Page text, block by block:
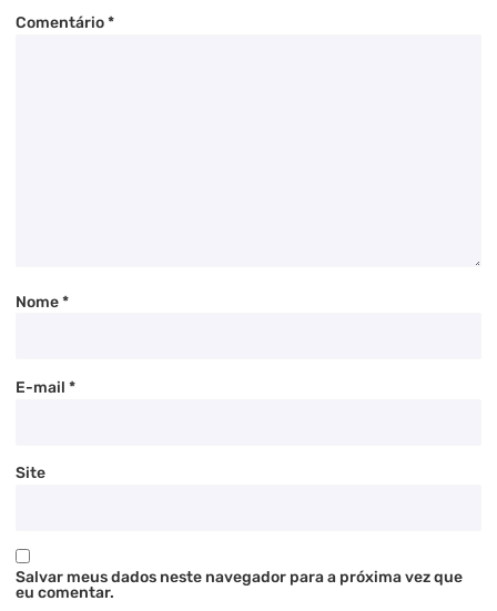
Comentário*
Nome*
E-mail *
Site
Salvar meus dados neste navegador para a próxima vez que
eu comentar.